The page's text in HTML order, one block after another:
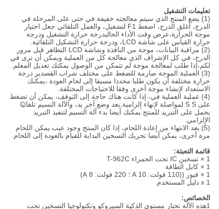
تعليمات التشغيل
(1) يضع المنتج الذي سيتم معالجته خفيفة في حتى على المرحلة في
الدرج، أغلق الدرج، اضغط F1 لتشغيل، والعمل التلقائي جعل اختيار
موجة الحرارة،عرض وقت الأداء الحاليدرجة حرارة التشغيل ودرجة
حرارة القياس على شاشة LCD، ودرجة حرارة التشكيل التلقائية.
(2) مراقبة البيانات، موجة من النافذة وشاشة LCD التظاهر قبل مرور
الدرج، في كل الإشراف الذي معالجة كل من العملية ويمكن أن نرى في
لكم،إذا طلب لمعالجة موجة لم تتمكن من الوصول يمكنك تعديل المعلم.
(3) العملية الموجة صارمة للضغط على مختلف شراب القصدير درجة
حرارة مختلفة أن يكون طلبا محددا مسبقا إلى لحام العودة ،يمكنك
الاستعداد لإنشاء موجة أخرى وفقا للاحتياجات المختلفة.
(4) عملية العملية في، إذا كانت هناك حاجة إلى التوقف، يمكن أن تضغط
على S S لمواصلة لإنهاء إلزامية.بعد وضع آخر يد، والآلة النسيم تلقائيًا
يحمل على التبريد للمنتج.يمكنك أيضا بدء آلة النسيم لتنفيذ التبريد
الإلزامي.
(5) بعد الانتهاء من إعادة اللحام، إذا كان المنتج وجود عيب.يمكن اللحام
مرة أخرى، يمكن أيضا تحريك التسخين البداية للقيام بالعودة إلى اللحام.
قائمة التعبئة:
1 × تسخين IC تحت الحمراء T-962C
1 × كابل الطاقة
1 × فيوز ((110 فولت: 10 A ؛ 220 فولت: 8 A)
1 x دليل المستخدم
الخصائص:
1هذه الآلة تختار مستوى الذكية السيروكو وتكنولوجيا التسخين تحت